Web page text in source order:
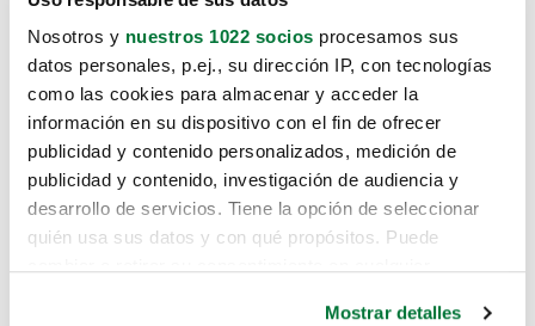
Nosotros y nuestros 1022 socios procesamos sus
datos personales, p.ej., su dirección IP, con tecnologías
como las cookies para almacenar y acceder la
información en su dispositivo con el fin de ofrecer
publicidad y contenido personalizados, medición de
publicidad y contenido, investigación de audiencia y
desarrollo de servicios. Tiene la opción de seleccionar
quién usa sus datos y con qué propósitos. Puede
Mostrar detalles
Lo sentimos, no sabemos como
te hemos traido hasta aquí.
Pero puedes encontrar el coche que estás
buscando en alguno de estos enlaces: